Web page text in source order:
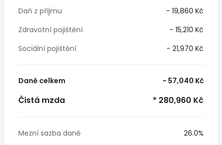
Daň z příjmu
- 19,860 Kč
Zdravotní pojištění
- 15,210 Kč
Sociální pojištění
- 21,970 Kč
Daně celkem - 57,040 Kč
Čistá mzda * 280,960 Kč
Mezní sazba daně
26.0%